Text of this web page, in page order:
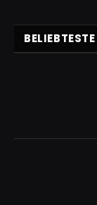
BELIEBTESTE